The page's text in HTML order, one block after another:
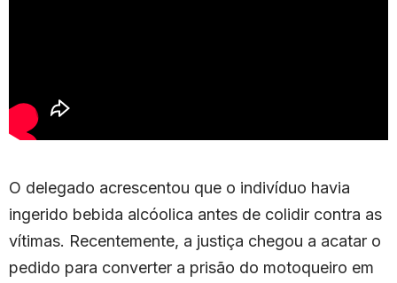
O delegado acrescentou que o indivíduo havia
ingerido bebida alcóolica antes de colidir contra as
vítimas. Recentemente, a justiça chegou a acatar o
pedido para converter a prisão do motoqueiro em